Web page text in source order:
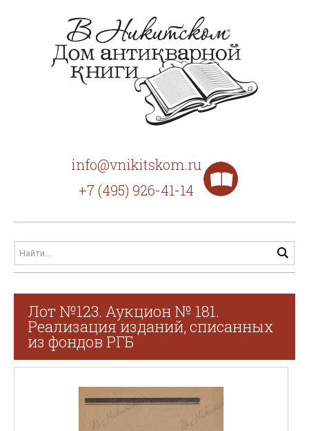
info@vnikitskom.ru
+7 (495) 926-41-14
Лот №123. Аукцион № 181.
Реализация изданий, списанных
из фондов РГБ